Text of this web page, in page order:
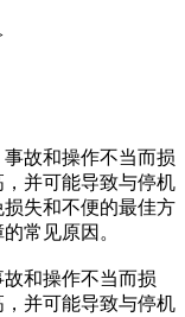
故和操作不当而损
并可能导致与停机
失和不便的最佳方
常见原因。
和操作不当而损
并可能导致与停机